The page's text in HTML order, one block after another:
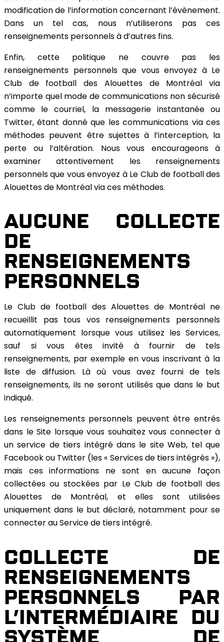
modification de l’information concernant l’évènement.
Dans un tel cas, nous n’utiliserons pas ces
renseignements personnels à d’autres fins.
Enfin, cette politique ne couvre pas les
renseignements personnels que vous envoyez à Le
Club de football des Alouettes de Montréal via
n’importe quel mode de communications non sécurisé
comme le courriel, la messagerie instantanée ou
Twitter, étant donné que les communications via ces
méthodes peuvent être sujettes à l’interception, la
perte ou l’altération. Nous vous encourageons à
examiner attentivement les renseignements
personnels que vous envoyez à Le Club de football des
Alouettes de Montréal via ces méthodes.
AUCUNE COLLECTE
DE
RENSEIGNEMENTS
PERSONNELS
Le Club de football des Alouettes de Montréal ne
recueillit pas tous vos renseignements personnels
automatiquement lorsque vous utilisez les Services,
sauf si vous êtes invité à fournir de tels
renseignements, par exemple en vous inscrivant à la
liste de diffusion. Là où vous avez fourni de tels
renseignements, ils ne seront utilisés que dans le but
indiqué.
Les renseignements personnels peuvent être entrés
dans le Site lorsque vous souhaitez vous connecter à
un service de tiers intégré dans le site Web, tel que
Facebook ou Twitter (les « Services de tiers intégrés »),
mais ces informations ne sont en aucune façon
collectées ou stockées par Le Club de football des
Alouettes de Montréal, et elles sont utilisées
uniquement dans le but déclaré, notamment pour se
connecter au Service de tiers intégré.
COLLECTE DE
RENSEIGNEMENTS
PERSONNELS PAR
L’INTERMÉDIAIRE DU
SYSTÈME DE